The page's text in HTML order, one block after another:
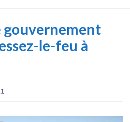
gouvernement
le-feu à